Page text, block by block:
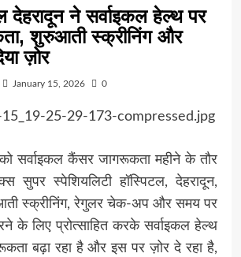
देहरादून ने सर्वाइकल हेल्थ पर
शुरुआती स्क्रीनिंग और
ज़ोर
January 15, 2026 0
सर्वाइकल कैंसर जागरूकता महीने के तौर
सुपर स्पेशियलिटी हॉस्पिटल, देहरादून,
स्क्रीनिंग, रेगुलर चेक-अप और समय पर
के लिए प्रोत्साहित करके सर्वाइकल हेल्थ
बढ़ा रहा है और इस पर ज़ोर दे रहा है,